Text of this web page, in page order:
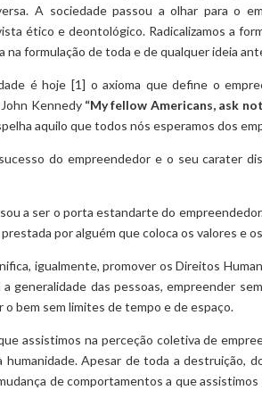
A sociedade passou a olhar para o
ético e deontológico. Radicalizamos a
na formulação de toda e de qualquer ideia
é hoje [1] o axioma que define o
Kennedy “My fellow Americans, ask
aquilo que todos nós esperamos dos
do empreendedor e o seu carater
a ser o porta estandarte do
por alguém que coloca os valores e
igualmente, promover os Direitos
generalidade das pessoas, empreender
bem sem limites de tempo e de espaço.
assistimos na perceção coletiva de
Apesar de toda a destruição,
de comportamentos a que